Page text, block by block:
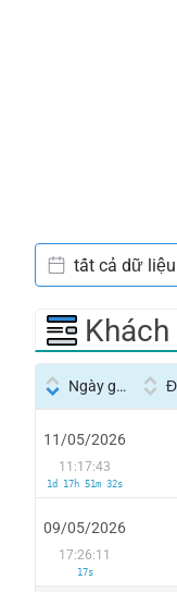
tất cả dữ liệu
Ngày giờ
11/05/2026
11:17:43
1d 17h 51m 32s
09/05/2026
17:26:11
17s